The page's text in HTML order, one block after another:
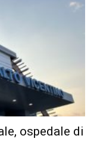
ospedale di